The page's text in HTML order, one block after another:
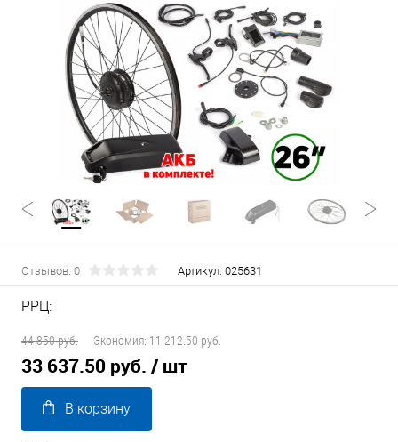
Отзывов: 0 Артикул: 025631
РРЦ:
44 850 руб.
Экономия: 11 212.50 руб.
33 637.50 руб. / шт
В корзину